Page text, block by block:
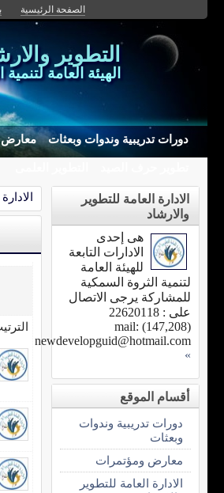
الصفحة الرئيسية
التطوير
الهيئة العامة
دورات تدريبية وندوات وبعثات معارض
الادارة العامة للتطوير
والارشاد
هى إحدى
الادارات التابعة
للهيئة العامة
لتنمية الثروة السمكية
للمشاركة يرجى الاتصال
على : 22620118
(147,208) mail:
newdevelopguid@hotmail.com
»
أقسام الموقع
دورات تدريبية وندوات
وبعثات
معارض ومؤتمرات
الادارة العامة للتطوير